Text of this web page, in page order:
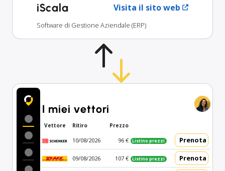
iScala Visita il sito web
Software di Gestione Aziendale (ERP)
I miei vettori
Vettore Ritiro Prezzo
10/08/2026 96 € Listino prezzi Prenota
09/08/2026 107 € Listino prezzi Prenota